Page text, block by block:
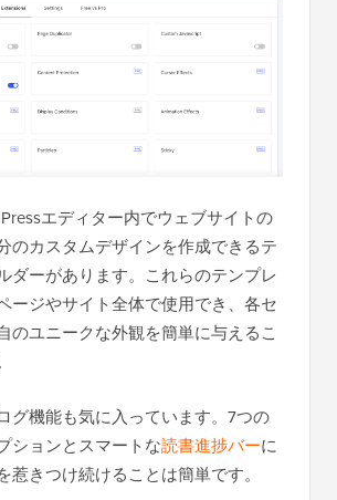
エディター内でウェブサイトの
のカスタムデザインを作成できるテ
ダーがあります。これらのテンプレ
ージやサイト全体で使用でき、各セ
のユニークな外観を簡単に与えるこ
グ機能も気に入っています。7つの
ションとスマートな読書進捗バーに
惹きつけ続けることは簡単です。